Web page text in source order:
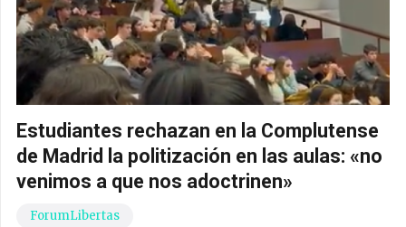
Estudiantes rechazan en la Complutense
de Madrid la politización en las aulas: «no
venimos a que nos adoctrinen»
ForumLibertas